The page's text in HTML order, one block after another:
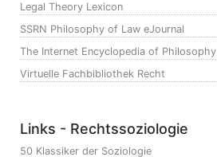
Legal Theory Lexicon
SSRN Philosophy of Law eJournal
The Internet Encyclopedia of Philosophy
Virtuelle Fachbibliothek Recht
Links - Rechtssoziologie
50 Klassiker der Soziologie